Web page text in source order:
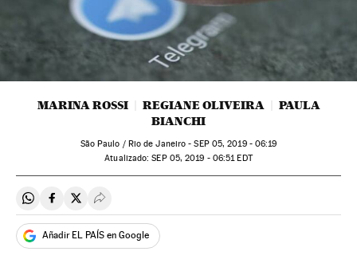
MARINA ROSSI REGIANE OLIVEIRA
PAULA
BIANCHI
São Paulo / Rio de Janeiro -SEP05, 2019 - 06:19
atualizado: SEP05, 2019 - 06:51EDT
Compartir en Whatsapp
Compartir en Facebook
Compartir en Twitter
Desplegar Redes Sociales
Añadir EL PAÍS en Google